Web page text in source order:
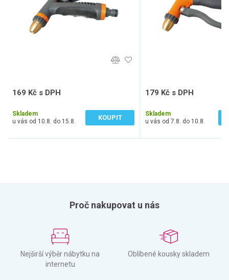
169 Kč s DPH
Skladem
u vás od 10.8. do 15.8.
KOUPIT
179 Kč s DPH
Skladem
u vás od 7.8. do 10.8.
Proč nakupovat u nás
Nejširší výběr nábytku na
internetu
Oblíbené kousky skladem